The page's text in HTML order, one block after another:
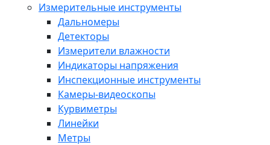
Измерительные инструменты
Дальномеры
Детекторы
Измерители влажности
Индикаторы напряжения
Инспекционные инструменты
Камеры-видеоскопы
Курвиметры
Линейки
Метры